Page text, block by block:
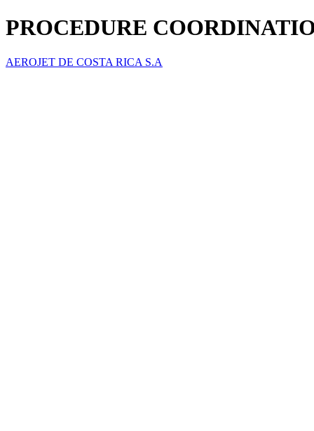
PROCEDURE
AEROJET DE COSTA RICA S.A